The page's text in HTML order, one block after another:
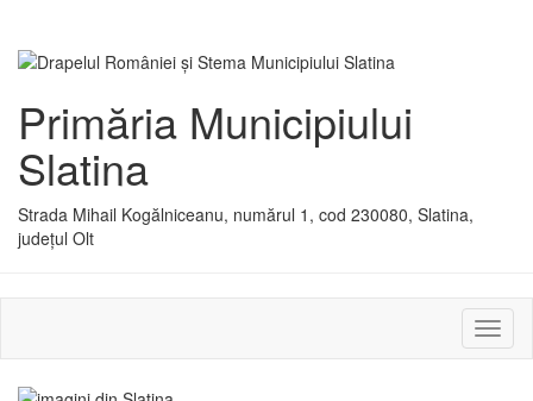
Primăria Municipiului
Slatina
Strada Mihail Kogălniceanu, numărul 1, cod 230080, Slatina,
județul Olt
sau